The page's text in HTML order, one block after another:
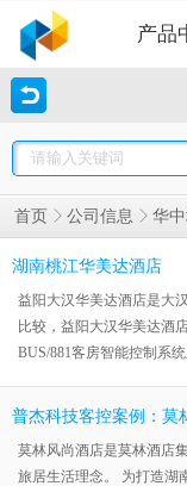
产品
首页 公司信息 华
湖南桃江华美达酒店
益阳大汉华美达酒店是大
比较，益阳大汉华美达酒
BUS/881客房智能控制系
项目系统调试已圆满结束
普杰科技客控案例：莫
莫林风尚酒店是莫林酒店
旅居生活理念。 为打造湖